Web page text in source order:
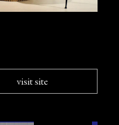
visit site